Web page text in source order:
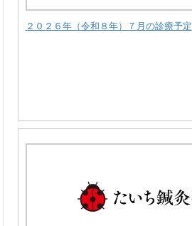
２０２６年（令和８年）７月の診療予定